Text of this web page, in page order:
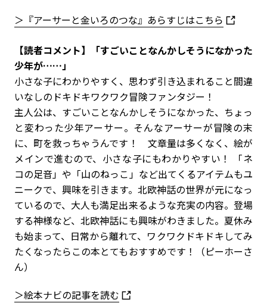
＞『アーサーと金いろのつな』あらすじはこちら
【読者コメント】「すごいことなんかしそうになかった
少年が……」
小さな子にわかりやすく、思わず引き込まれること間違
いなしのドキドキワクワク冒険ファンタジー！
主人公は、すごいことなんかしそうになかった、ちょっ
と変わった少年アーサー。そんなアーサーが冒険の末
に、町を救っちゃうんです！ 文章量は多くなく、絵が
メインで進むので、小さな子にもわかりやすい！ 「ネ
コの足音」や「山のねっこ」など出てくるアイテムもユ
ニークで、興味を引きます。北欧神話の世界が元になっ
ているので、大人も満足出来るような充実の内容。登場
する神様など、北欧神話にも興味がわきました。夏休み
も始まって、日常から離れて、ワクワクドキドキしてみ
たくなったらこの本とてもおすすめです！（ピーホーさ
ん）
＞絵本ナビの記事を読む